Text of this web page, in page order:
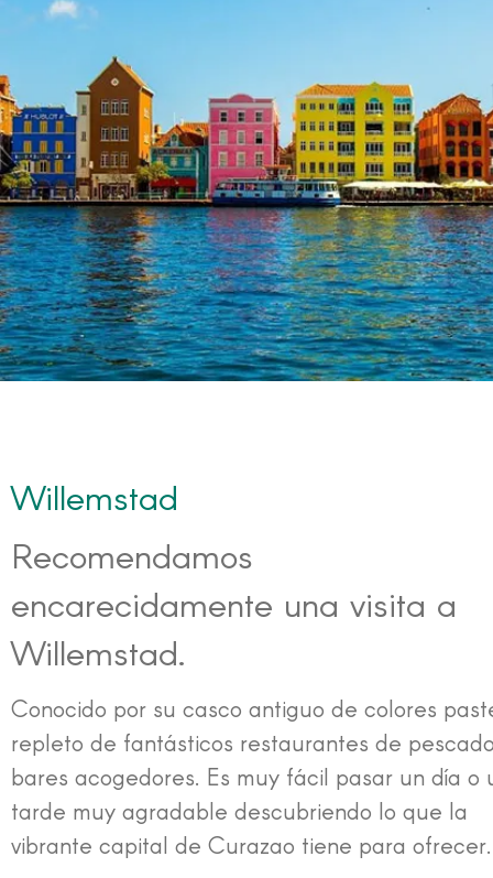
Willemstad
Recomendamos
encarecidamente una visita a
Willemstad.
Conocido por su casco antiguo de colores
repleto de fantásticos restaurantes de
bares acogedores. Es muy fácil pasar un día o
tarde muy agradable descubriendo lo que la
vibrante capital de Curazao tiene para ofrecer.